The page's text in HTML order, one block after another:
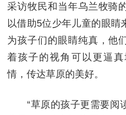
采访牧民和当年乌兰牧骑
以借助5位少年儿童的眼睛
为孩子们的眼睛纯真，他
着孩子的视角可以更逼
情，传达草原的美好。
“草原的孩子更需要阅